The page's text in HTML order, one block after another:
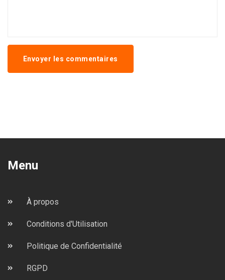
Envoyer les commentaires
Menu
À propos
Conditions d'Utilisation
Politique de Confidentialité
RGPD